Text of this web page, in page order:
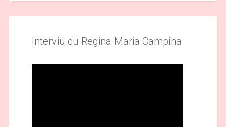
Interviu cu Regina Maria Campina